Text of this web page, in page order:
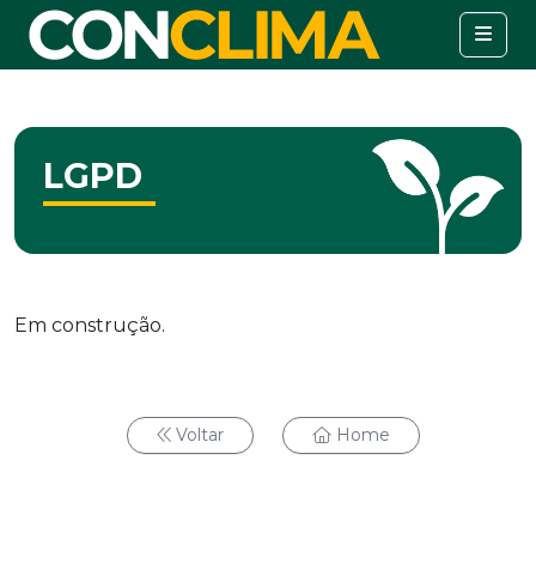
LGPD
Em construção.
Voltar Home